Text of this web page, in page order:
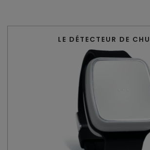
LE DÉTECTEUR DE